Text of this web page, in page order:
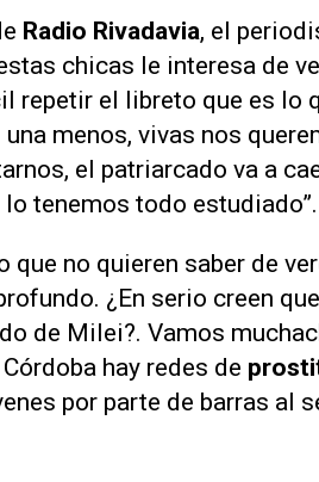
Radio Rivadavia, el
chicas le interesa de
repetir el libreto que es lo
menos, vivas nos
el patriarcado va a
lo tenemos todo estudiado”.
que no quieren saber de
¿En serio creen
de Milei?. Vamos
hay redes de
por parte de barras al